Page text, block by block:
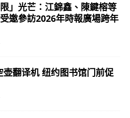
」光芒：江錦鑫、陳鍵榕等
邀參訪2026年時報廣場跨年
壶翻译机 纽约图书馆门前促